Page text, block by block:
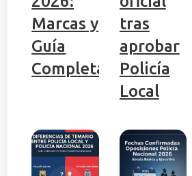
Marcas y
Guía
Completa
tras
aprobar
Policía
Local